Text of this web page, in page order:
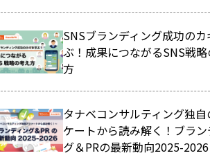
SNSブランディング成功のカ
ぶ！成果につながるSNS戦
方
タナベコンサルティング独自
ケートから読み解く！ブラン
グ＆PRの最新動向2025-2026